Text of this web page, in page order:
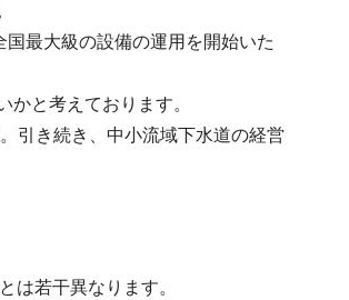
最大級の設備の運用を開始いた
と考えております。
引き続き、中小流域下水道の経営
は若干異なります。